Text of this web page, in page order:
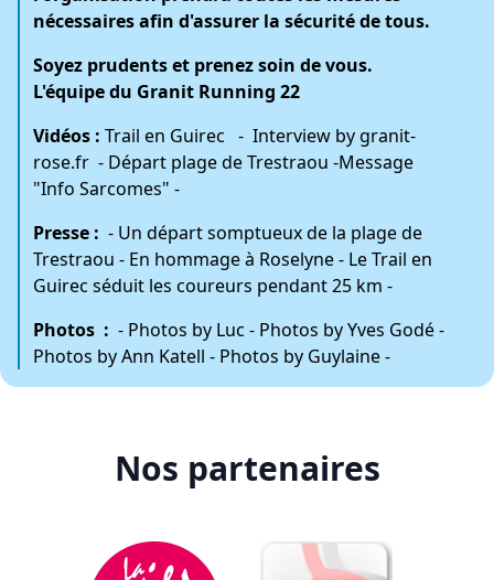
nécessaires afin d'assurer la sécurité de tous.
Soyez prudents et prenez soin de vous.
L'équipe du Granit Running 22
Vidéos : Trail en Guirec - Interview by granit-
rose.fr - Départ plage de Trestraou -Message
"Info Sarcomes" -
Presse : - Un départ somptueux de la plage de
Trestraou - En hommage à Roselyne- Le Trail en
Guirec séduit les coureurs pendant 25 km -
Photos : - Photos by Luc - Photos by Yves Godé-
Photos by Ann Katell - Photos by Guylaine-
Nos partenaires